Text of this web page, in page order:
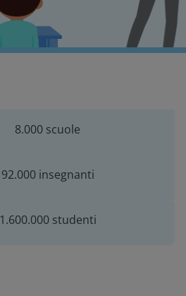
8.000 scuole
92.000 insegnanti
1.600.000 studenti